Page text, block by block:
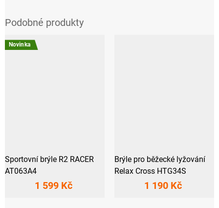
Novinka
Sportovní brýle R2 RACER
AT063A4
1 599 Kč
Brýle pro běžecké lyžování
Relax Cross HTG34S
1 190 Kč